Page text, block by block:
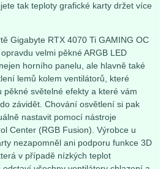
tak teploty grafické karty držet více
Gigabyte RTX 4070 Ti GAMING OC
velmi pěkné ARGB LED
horního panelu, ale hlavně také
lemů kolem ventilátorů, které
pěkné světelné efekty a které vám
závidět. Chování osvětlení si pak
nastavit pomocí nástroje
Center (RGB Fusion). Výrobce u
nezapomněl ani podporu funkce 3D
v případě nízkých teplot